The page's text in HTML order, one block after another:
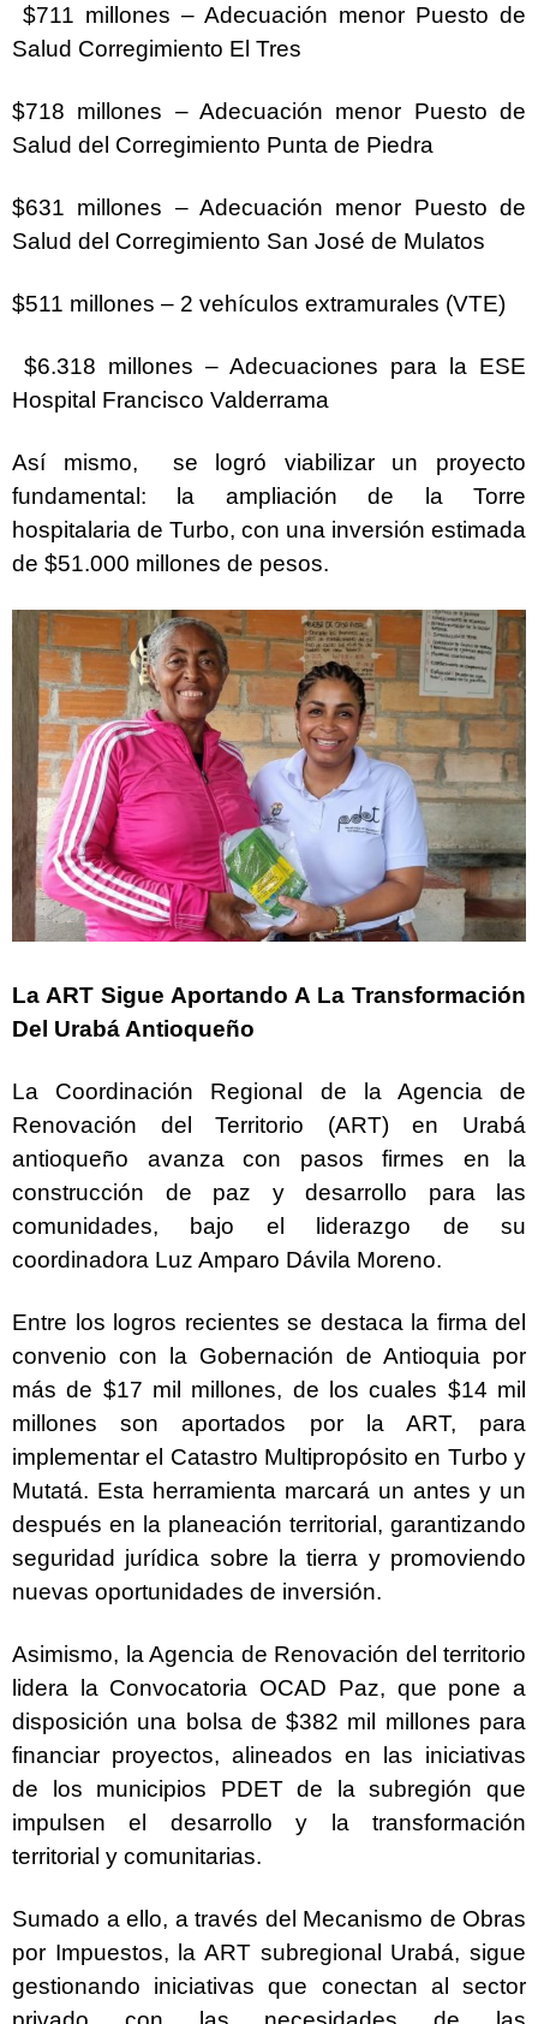
$711 millones – Adecuación menor Puesto de
Salud Corregimiento El Tres
$718 millones – Adecuación menor Puesto de
Salud del Corregimiento Punta de Piedra
$631 millones – Adecuación menor Puesto de
Salud del Corregimiento San José de Mulatos
$511 millones – 2 vehículos extramurales (VTE)
$6.318 millones – Adecuaciones para la ESE
Hospital Francisco Valderrama
Así mismo, se logró viabilizar un proyecto
fundamental: la ampliación de la Torre
hospitalaria de Turbo, con una inversión estimada
de $51.000 millones de pesos.
La ART Sigue Aportando A La Transformación
Del Urabá Antioqueño
La Coordinación Regional de la Agencia de
Renovación del Territorio (ART) en Urabá
antioqueño avanza con pasos firmes en la
construcción de paz y desarrollo para las
comunidades, bajo el liderazgo de su
coordinadora Luz Amparo Dávila Moreno.
Entre los logros recientes se destaca la firma del
convenio con la Gobernación de Antioquia por
más de $17 mil millones, de los cuales $14 mil
millones son aportados por la ART, para
implementar el Catastro Multipropósito en Turbo y
Mutatá. Esta herramienta marcará un antes y un
después en la planeación territorial, garantizando
seguridad jurídica sobre la tierra y promoviendo
nuevas oportunidades de inversión.
Asimismo, la Agencia de Renovación del territorio
lidera la Convocatoria OCAD Paz, que pone a
disposición una bolsa de $382 mil millones para
financiar proyectos, alineados en las iniciativas
de los municipios PDET de la subregión que
impulsen el desarrollo y la transformación
territorial y comunitarias.
Sumado a ello, a través del Mecanismo de Obras
por Impuestos, la ART subregional Urabá, sigue
gestionando iniciativas que conectan al sector